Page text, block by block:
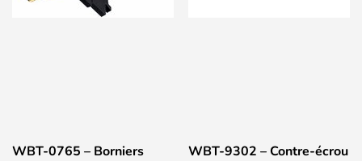
WBT-0765 – Borniers
WBT-9302 – Contre-écrou